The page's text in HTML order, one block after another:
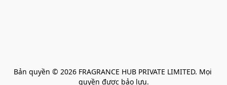
Bản quyền © 2026 FRAGRANCE HUB PRIVATE LIMITED. Mọi
quyền được bảo lưu.